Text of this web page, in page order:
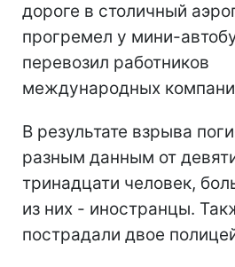
дороге в столичный
прогремел у мини-
перевозил работников
международных
В результате взрыва
разным данным от
тринадцати человек,
из них - иностранцы.
пострадали двое